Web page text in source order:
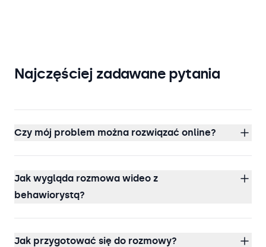
Najczęściej zadawane pytania
Czy mój problem można rozwiązać online?
Jak wygląda rozmowa wideo z
behawiorystą?
Jak przygotować się do rozmowy?